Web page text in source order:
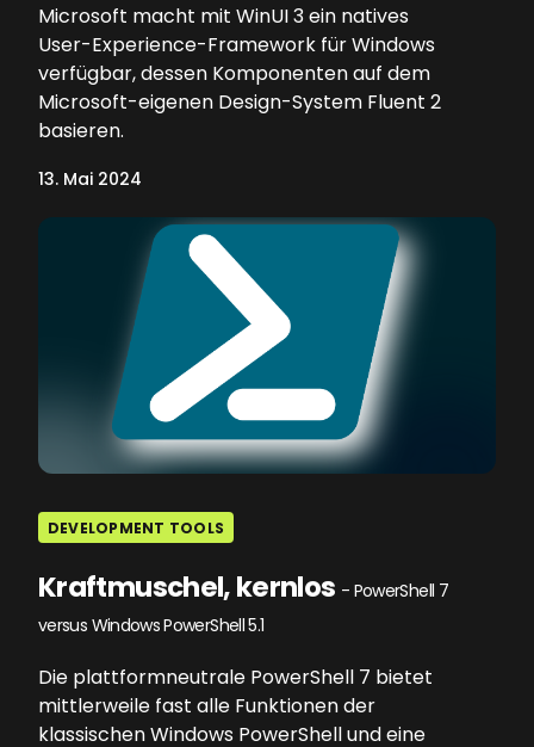
Microsoft macht mit WinUI 3 ein natives
User-Experience-Framework für Windows
verfügbar, dessen Komponenten auf dem
Microsoft-eigenen Design-System Fluent 2
basieren.
13. Mai 2024
DEVELOPMENT TOOLS
Kraftmuschel, kernlos - PowerShell 7
versus Windows PowerShell 5.1
Die plattformneutrale PowerShell 7 bietet
mittlerweile fast alle Funktionen der
klassischen Windows PowerShell und eine